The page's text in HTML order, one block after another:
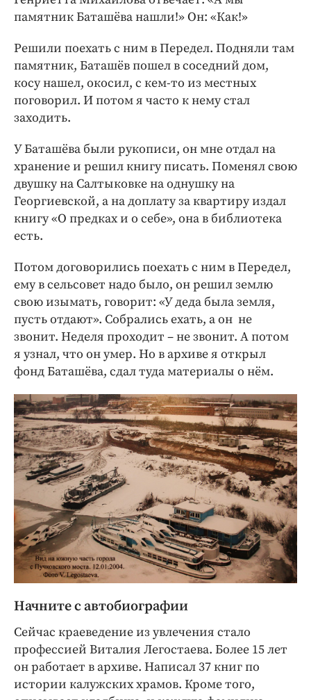
памятник Баташёва нашли!» Он: «Как!»
Решили поехать с ним в Передел. Подняли там
памятник, Баташёв пошел в соседний дом,
косу нашел, окосил, с кем-то из местных
поговорил. И потом я часто к нему стал
заходить.
У Баташёва были рукописи, он мне отдал на
хранение и решил книгу писать. Поменял свою
двушку на Салтыковке на однушку на
Георгиевской, а на доплату за квартиру издал
книгу «О предках и о себе», она в библиотека
есть.
Потом договорились поехать с ним в Передел,
ему в сельсовет надо было, он решил землю
свою изымать, говорит: «У деда была земля,
пусть отдают». Собрались ехать, а он не
звонит. Неделя проходит – не звонит. А потом
я узнал, что он умер. Но в архиве я открыл
фонд Баташёва, сдал туда материалы о нём.
Начните с автобиографии
Сейчас краеведение из увлечения стало
профессией Виталия Легостаева. Более 15 лет
он работает в архиве. Написал 37 книг по
истории калужских храмов. Кроме того,